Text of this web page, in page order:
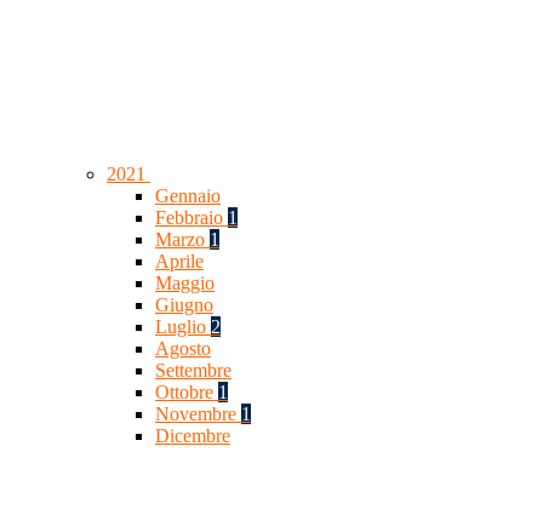
2021
Gennaio
Febbraio 1
Marzo 1
Aprile
Maggio
Giugno
Luglio 2
Agosto
Settembre
Ottobre 1
Novembre 1
Dicembre